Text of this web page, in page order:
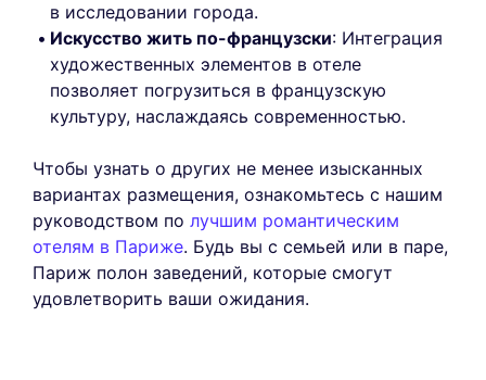
в исследовании города.
Искусство жить по-французски: Интеграция
художественных элементов в отеле
позволяет погрузиться в французскую
культуру, наслаждаясь современностью.
Чтобы узнать о других не менее изысканных
вариантах размещения, ознакомьтесь с нашим
руководством по лучшим романтическим
отелям в Париже. Будь вы с семьей или в паре,
Париж полон заведений, которые смогут
удовлетворить ваши ожидания.